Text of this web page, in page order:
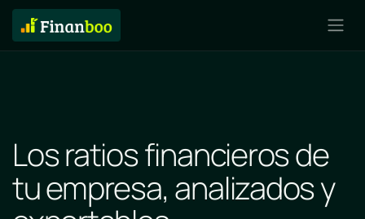
Los ratios financieros de
tu empresa, analizados y